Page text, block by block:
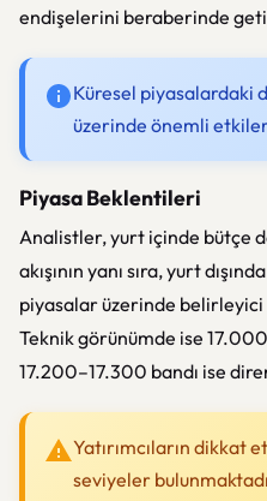
endişelerini beraberinde
Küresel piyasalardaki
üzerinde önemli
Piyasa Beklentileri
Analistler, yurt içinde bütçe
akışının yanı sıra, yurt
piyasalar üzerinde belirleyici
Teknik görünümde ise
17.200–17.300 bandı ise
Yatırımcıların dikkat
seviyeler